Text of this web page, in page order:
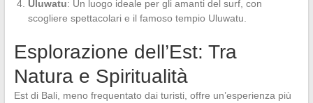
Uluwatu: Un luogo ideale per gli amanti del surf, con
scogliere spettacolari e il famoso tempio Uluwatu.
Esplorazione dell’Est: Tra
Natura e Spiritualità
Est di Bali, meno frequentato dai turisti, offre un’esperienza più